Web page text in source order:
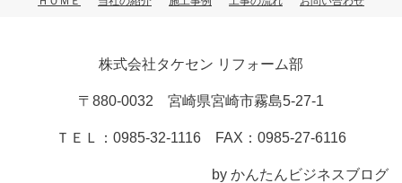
株式会社タケセン リフォーム部
〒880-0032 宮崎県宮崎市霧島5-27-1
ＴＥＬ：0985-32-1116 FAX：0985-27-6116
by かんたんビジネスブログ